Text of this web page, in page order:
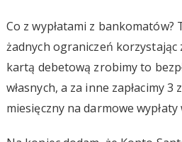
Co z wypłatami z bankomatów?
żadnych ograniczeń korzystając
kartą debetową zrobimy to
własnych, a za inne zapłacimy 3
miesięczny na darmowe